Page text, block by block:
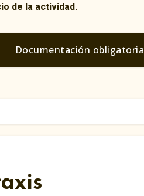
de la actividad.
Documentación obligatoria